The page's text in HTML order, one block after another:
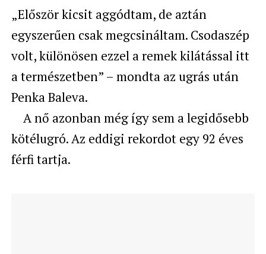
„Először kicsit aggódtam, de aztán
egyszerűen csak megcsináltam. Csodaszép
volt, különösen ezzel a remek kilátással itt
a természetben” – mondta az ugrás után
Penka Baleva.
A nő azonban még így sem a legidősebb
kötélugró. Az eddigi rekordot egy 92 éves
férfi tartja.